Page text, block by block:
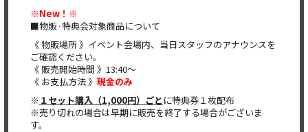
※New！※
■物販·特典会対象商品について
《 物販場所 》イベント会場内、当日スタッフのアナウンスを
ご確認ください。
《 販売開始時間 》13:40～
《 お支払方法 》 現金のみ
※ １セット購入（1,000円）ごと に特典券１枚配布
※売り切れの場合は早期に販売を終了する場合がございま
す。